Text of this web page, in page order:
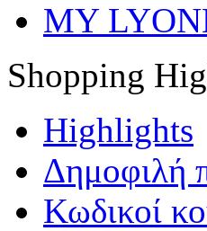
MY
Shopping
Highlights
Δημοφιλή
Κωδικοί